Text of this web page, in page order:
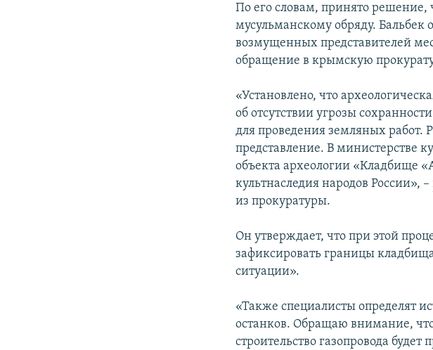
По его словам, принято решение,
мусульманскому обряду.
возмущенных представителей
обращение в крымскую
«Установлено, что
об отсутствии угрозы
для проведения земляных работ.
представление. В министерстве
объекта археологии «Кладбище
культнаследия народов России», –
из прокуратуры.
Он утверждает, что при этой
зафиксировать границы
ситуации».
«Также специалисты определят
останков. Обращаю внимание,
строительство газопровода